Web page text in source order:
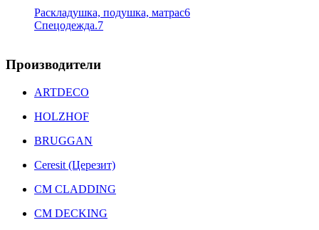
Раскладушка, подушка, матрас6
Спецодежда.7
Производители
ARTDECO
HOLZHOF
BRUGGAN
Ceresit (Церезит)
CM CLADDING
CM DECKING